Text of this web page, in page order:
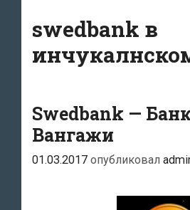
swedbank в
Swedbank —
Вангажи
01.03.2017 опубликовал